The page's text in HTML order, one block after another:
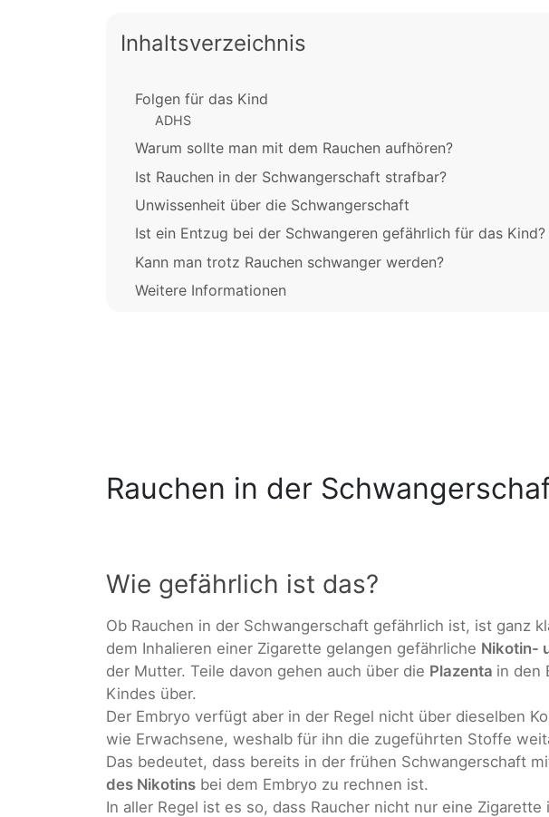
Inhaltsverzeichnis
Folgen für das Kind
ADHS
Warum sollte man mit dem Rauchen aufhören?
Ist Rauchen in der Schwangerschaft strafbar?
Unwissenheit über die Schwangerschaft
Ist ein Entzug bei der Schwangeren gefährlich für das Kind?
Kann man trotz Rauchen schwanger werden?
Weitere Informationen
Rauchen in der
Wie gefährlich ist das?
Ob Rauchen in der Schwangerschaft gefährlich ist, ist ganz
dem Inhalieren einer Zigarette gelangen gefährliche Nikotin-
der Mutter. Teile davon gehen auch über die Plazenta in den
Kindes über.
Der Embryo verfügt aber in der Regel nicht über dieselben
wie Erwachsene, weshalb für ihn die zugeführten Stoffe
Das bedeutet, dass bereits in der frühen Schwangerschaft
des Nikotins bei dem Embryo zu rechnen ist.
In aller Regel ist es so, dass Raucher nicht nur eine Zigarette